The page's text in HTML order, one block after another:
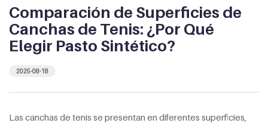
Comparación de Superficies de
Canchas de Tenis: ¿Por Qué
Elegir Pasto Sintético?
2025-08-18
Las canchas de tenis se presentan en diferentes superficies,